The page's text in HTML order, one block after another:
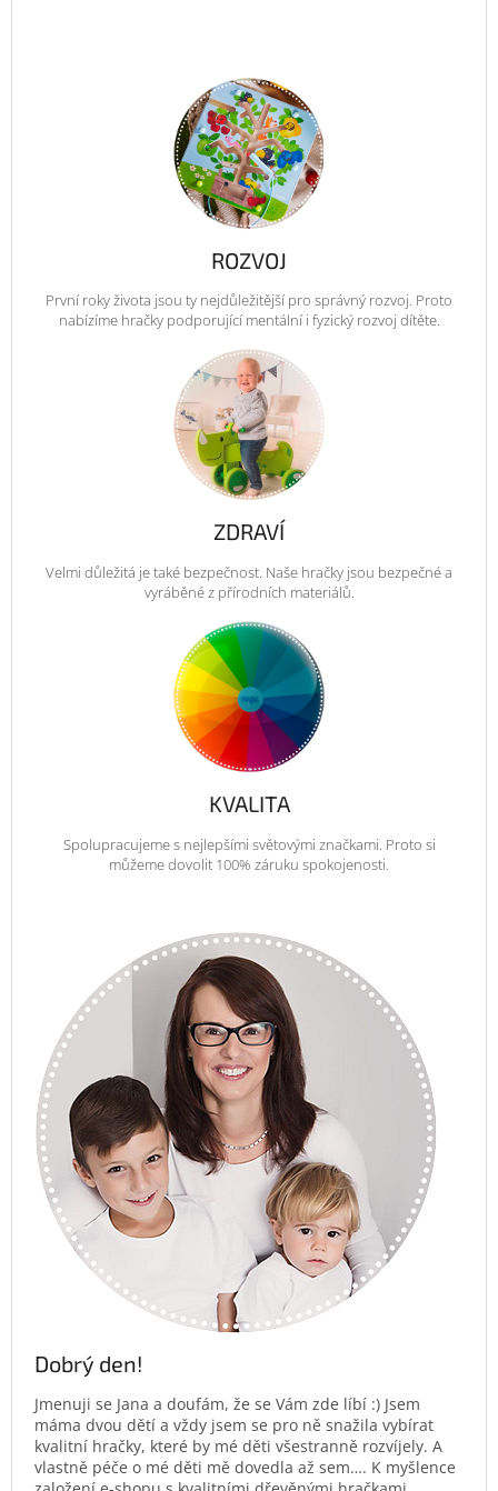
ROZVOJ
První roky života jsou ty nejdůležitější pro správný rozvoj. Proto
nabízíme hračky podporující mentální i fyzický rozvoj dítěte.
ZDRAVÍ
Velmi důležitá je také bezpečnost. Naše hračky jsou bezpečné a
vyráběné z přírodních materiálů.
KVALITA
Spolupracujeme s nejlepšími světovými značkami. Proto si
můžeme dovolit 100% záruku spokojenosti.
Dobrý den!
Jmenuji se Jana a doufám, že se Vám zde líbí :) Jsem
máma dvou dětí a vždy jsem se pro ně snažila vybírat
kvalitní hračky, které by mé děti všestranně rozvíjely. A
vlastně péče o mé děti mě dovedla až sem…. K myšlence